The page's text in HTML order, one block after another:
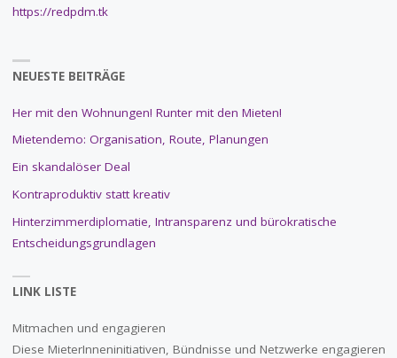
https://redpdm.tk
NEUESTE BEITRÄGE
Her mit den Wohnungen! Runter mit den Mieten!
Mietendemo: Organisation, Route, Planungen
Ein skandalöser Deal
Kontraproduktiv statt kreativ
Hinterzimmerdiplomatie, Intransparenz und bürokratische
Entscheidungsgrundlagen
LINK LISTE
Mitmachen und engagieren
Diese MieterInneninitiativen, Bündnisse und Netzwerke engagieren